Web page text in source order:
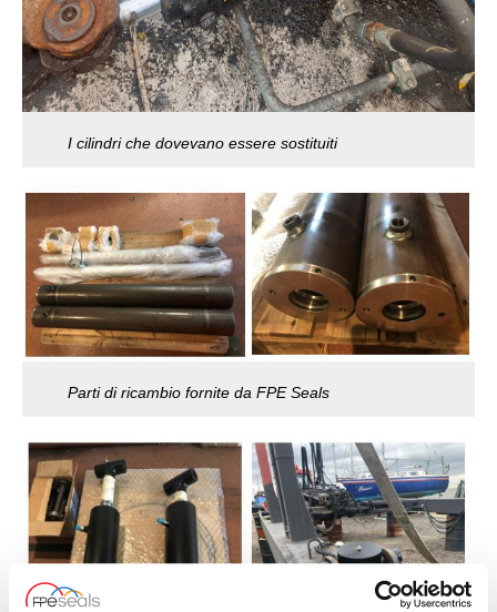
I cilindri che dovevano essere sostituiti
Parti di ricambio fornite da FPE Seals